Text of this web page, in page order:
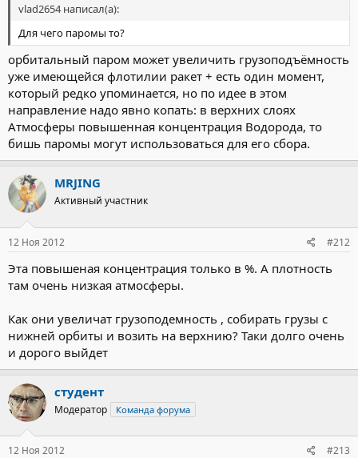
vlad2654 написал(а):
Для чего паромы то?
орбитальный паром может увеличить грузоподъёмность
уже имеющейся флотилии ракет + есть один момент,
который редко упоминается, но по идее в этом
направление надо явно копать: в верхних слоях
Атмосферы повышенная концентрация Водорода, то
бишь паромы могут использоваться для его сбора.
MRJING
Активный участник
12 Ноя 2012 #212
Эта повышеная концентрация только в %. А плотность
там очень низкая атмосферы.
Как они увеличат грузоподемность , собирать грузы с
нижней орбиты и возить на верхнию? Таки долго очень
и дорого выйдет
студент
Модератор Команда форума
12 Ноя 2012 #213